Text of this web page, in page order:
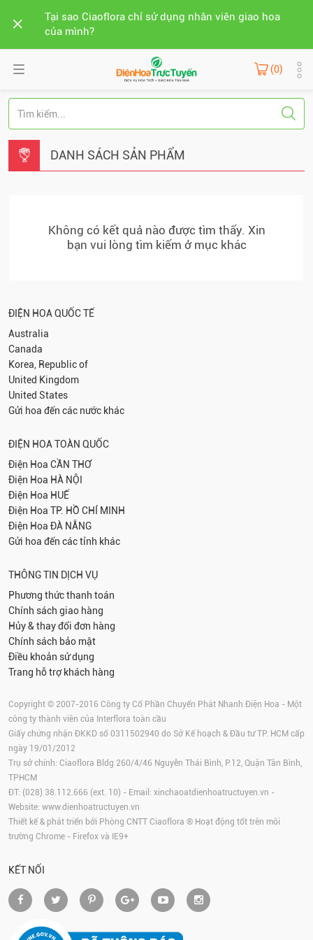
Tại sao Ciaoflora chỉ sử dụng nhân viên giao hoa
của mình?
(0)
DANH SÁCH SẢN PHẨM
Không có kết quả nào được tìm thấy. Xin
bạn vui lòng tìm kiếm ở mục khác
ĐIỆN HOA QUỐC TẾ
Australia
Canada
Korea, Republic of
United Kingdom
United States
Gửi hoa đến các nước khác
ĐIỆN HOA TOÀN QUỐC
Điện Hoa CẦN THƠ
Điện Hoa HÀ NỘI
Điện Hoa HUẾ
Điện Hoa TP. HỒ CHÍ MINH
Điện Hoa ĐÀ NẴNG
Gửi hoa đến các tỉnh khác
THÔNG TIN DỊCH VỤ
Phương thức thanh toán
Chính sách giao hàng
Hủy & thay đổi đơn hàng
Chính sách bảo mật
Điều khoản sử dụng
Trang hỗ trợ khách hàng
Copyright © 2007-2016 Công ty Cổ Phần Chuyển Phát Nhanh Điện Hoa - Một
công ty thành viên của Interflora toàn cầu
Giấy chứng nhận ĐKKD số 0311502940 do Sở Kế hoạch & Đầu tư TP. HCM cấp
ngày 19/01/2012
Trụ sở chính: Ciaoflora Bldg 260/4/46 Nguyễn Thái Bình, P.12, Quận Tân Bình,
TPHCM
ĐT: (028) 38.112.666 (ext. 10) - Email: xinchaoatdienhoatructuyen.vn -
Website: www.dienhoatructuyen.vn
Thiết kế & phát triển bởi Phòng CNTT Ciaoflora ® Hoạt động tốt trên môi
trường Chrome - Firefox và IE9+
KẾT NỐI